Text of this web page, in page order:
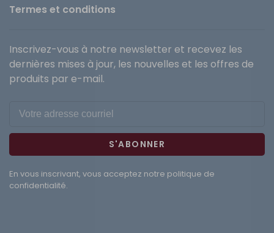
Termes et conditions
Inscrivez-vous à notre newsletter et recevez les
dernières mises à jour, les nouvelles et les offres de
produits par e-mail.
S'ABONNER
En vous inscrivant, vous acceptez notre politique de
confidentialité.